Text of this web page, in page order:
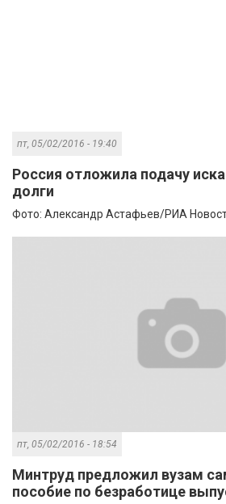
пт, 05/02/2016 - 19:40
Россия отложила подачу иска
долги
Фото: Александр Астафьев/РИА
пт, 05/02/2016 - 18:54
Минтруд предложил вузам
пособие по безработице